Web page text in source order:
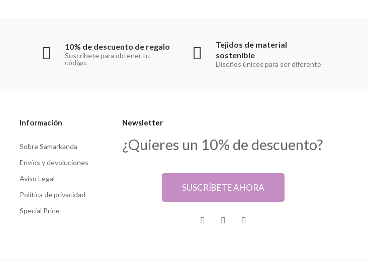
10% de descuento de regalo
Suscríbete para obtener tu
código.
Tejidos de material
sostenible
Diseños únicos para ser diferente
Información
Sobre Samarkanda
Envíos y devoluciones
Aviso Legal
Política de privacidad
Special Price
Newsletter
¿Quieres un 10% de descuento?
SUSCRÍBETE AHORA